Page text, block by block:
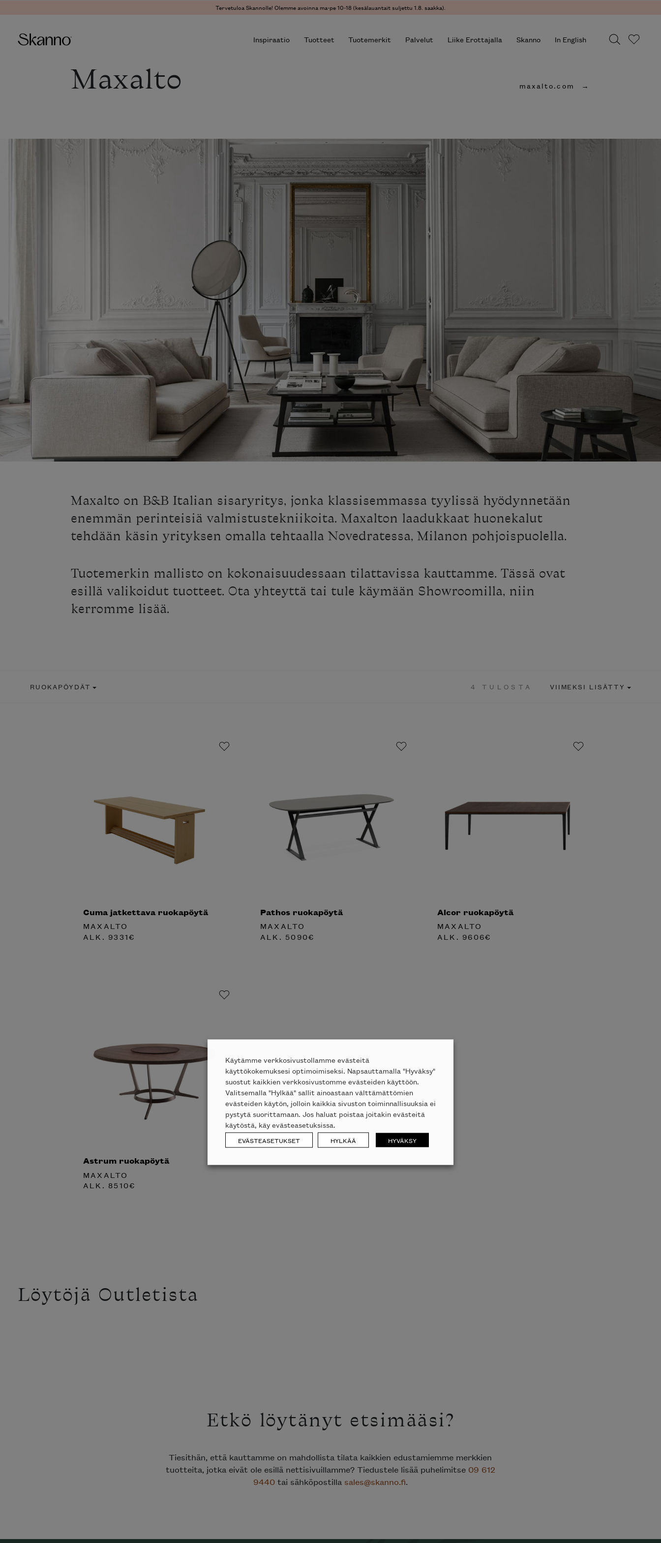
Tervetuloa Skannolle! Olemme avoinna ma-pe 10-18 (kesälauantait suljettu 1.8. saakka).
Inspiraatio Tuotteet Tuotemerkit Palvelut Liike Erottajalla Skanno In English
Maxalto maxalto.com
Maxalto on B&B Italian sisaryritys, jonka klassisemmassa tyylissä hyödynnetään
enemmän perinteisiä valmistustekniikoita. Maxalton laadukkaat huonekalut
tehdään käsin yrityksen omalla tehtaalla Novedratessa, Milanon pohjoispuolella.
Tuotemerkin mallisto on kokonaisuudessaan tilattavissa kauttamme. Tässä ovat
esillä valikoidut tuotteet. Ota yhteyttä tai tule käymään Showroomilla, niin
kerromme lisää.
RUOKAPÖYDÄT 4 TULOSTA VIIMEKSI LISÄTTY
Cuma jatkettava ruokapöytä
MAXALTO
ALK. 9331€
Pathos ruokapöytä
MAXALTO
ALK. 5090€
Alcor ruokapöytä
MAXALTO
ALK. 9606€
Astrum ruokapöytä
MAXALTO
ALK. 8510€
Löytöjä Outletista
Etkö löytänyt etsimääsi?
Tiesithän, että kauttamme on mahdollista tilata kaikkien edustamiemme merkkien
tuotteita, jotka eivät ole esillä nettisivuillamme? Tiedustele lisää puhelimitse 09 612
9440tai sähköpostilla sales@skanno.fi.
Käytämme verkkosivustollamme evästeitä
käyttökokemuksesi optimoimiseksi. Napsauttamalla "Hyväksy"
suostut kaikkien verkkosivustomme evästeiden käyttöön.
Valitsemalla "Hylkää" sallit ainoastaan välttämättömien
evästeiden käytön, jolloin kaikkia sivuston toiminnallisuuksia ei
pystytä suorittamaan. Jos haluat poistaa joitakin evästeitä
käytöstä, käy evästeasetuksissa.
EVÄSTEASETUKSET HYLKÄÄ HYVÄKSY